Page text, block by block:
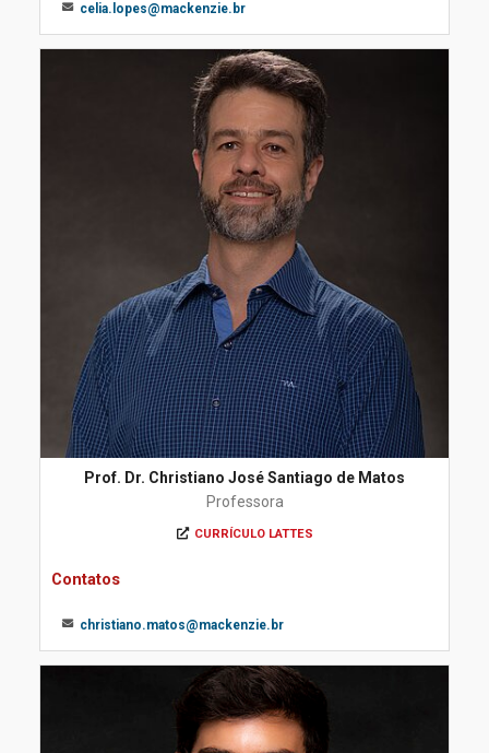
celia.lopes@mackenzie.br
Prof. Dr. Christiano José Santiago de Matos
Professora
CURRÍCULO LATTES
Contatos
christiano.matos@mackenzie.br